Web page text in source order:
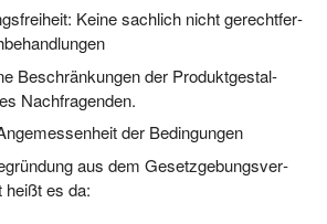
Kei­ne sach­lich nicht gerecht­fer­
Beschrän­kun­gen der Pro­dukt­ge­stal­
Nachfragenden.
der Bedingungen
aus dem Gesetz­ge­bungs­ver­
heißt es da: